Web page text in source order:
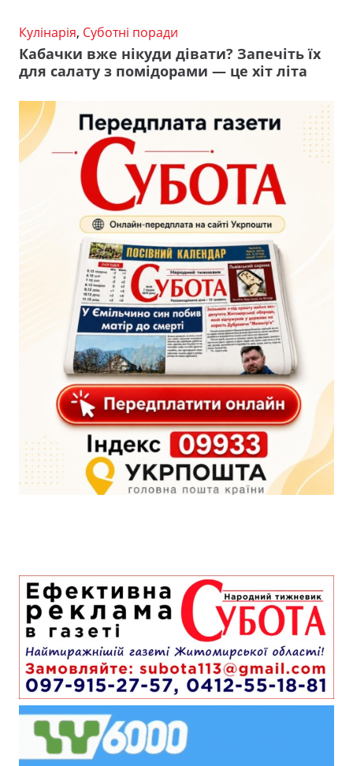
Кулінарія, Суботні поради
Кабачки вже нікуди дівати? Запечіть їх
для салату з помідорами — це хіт літа